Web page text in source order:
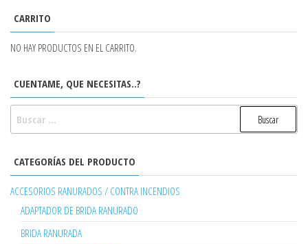
CARRITO
NO HAY PRODUCTOS EN EL CARRITO.
CUENTAME, QUE NECESITAS..?
CATEGORÍAS DEL PRODUCTO
ACCESORIOS RANURADOS / CONTRA INCENDIOS
ADAPTADOR DE BRIDA RANURADO
BRIDA RANURADA